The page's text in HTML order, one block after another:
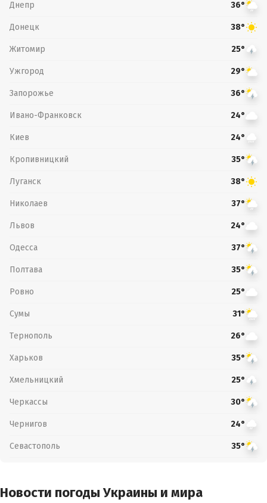
Днепр 36°
Донецк 38°
Житомир 25°
Ужгород 29°
Запорожье 36°
Ивано-Франковск 24°
Киев 24°
Кропивницкий 35°
Луганск 38°
Николаев 37°
Львов 24°
Одесса 37°
Полтава 35°
Ровно 25°
Сумы 31°
Тернополь 26°
Харьков 35°
Хмельницкий 25°
Черкассы 30°
Чернигов 24°
Севастополь 35°
Новости погоды Украины и мира